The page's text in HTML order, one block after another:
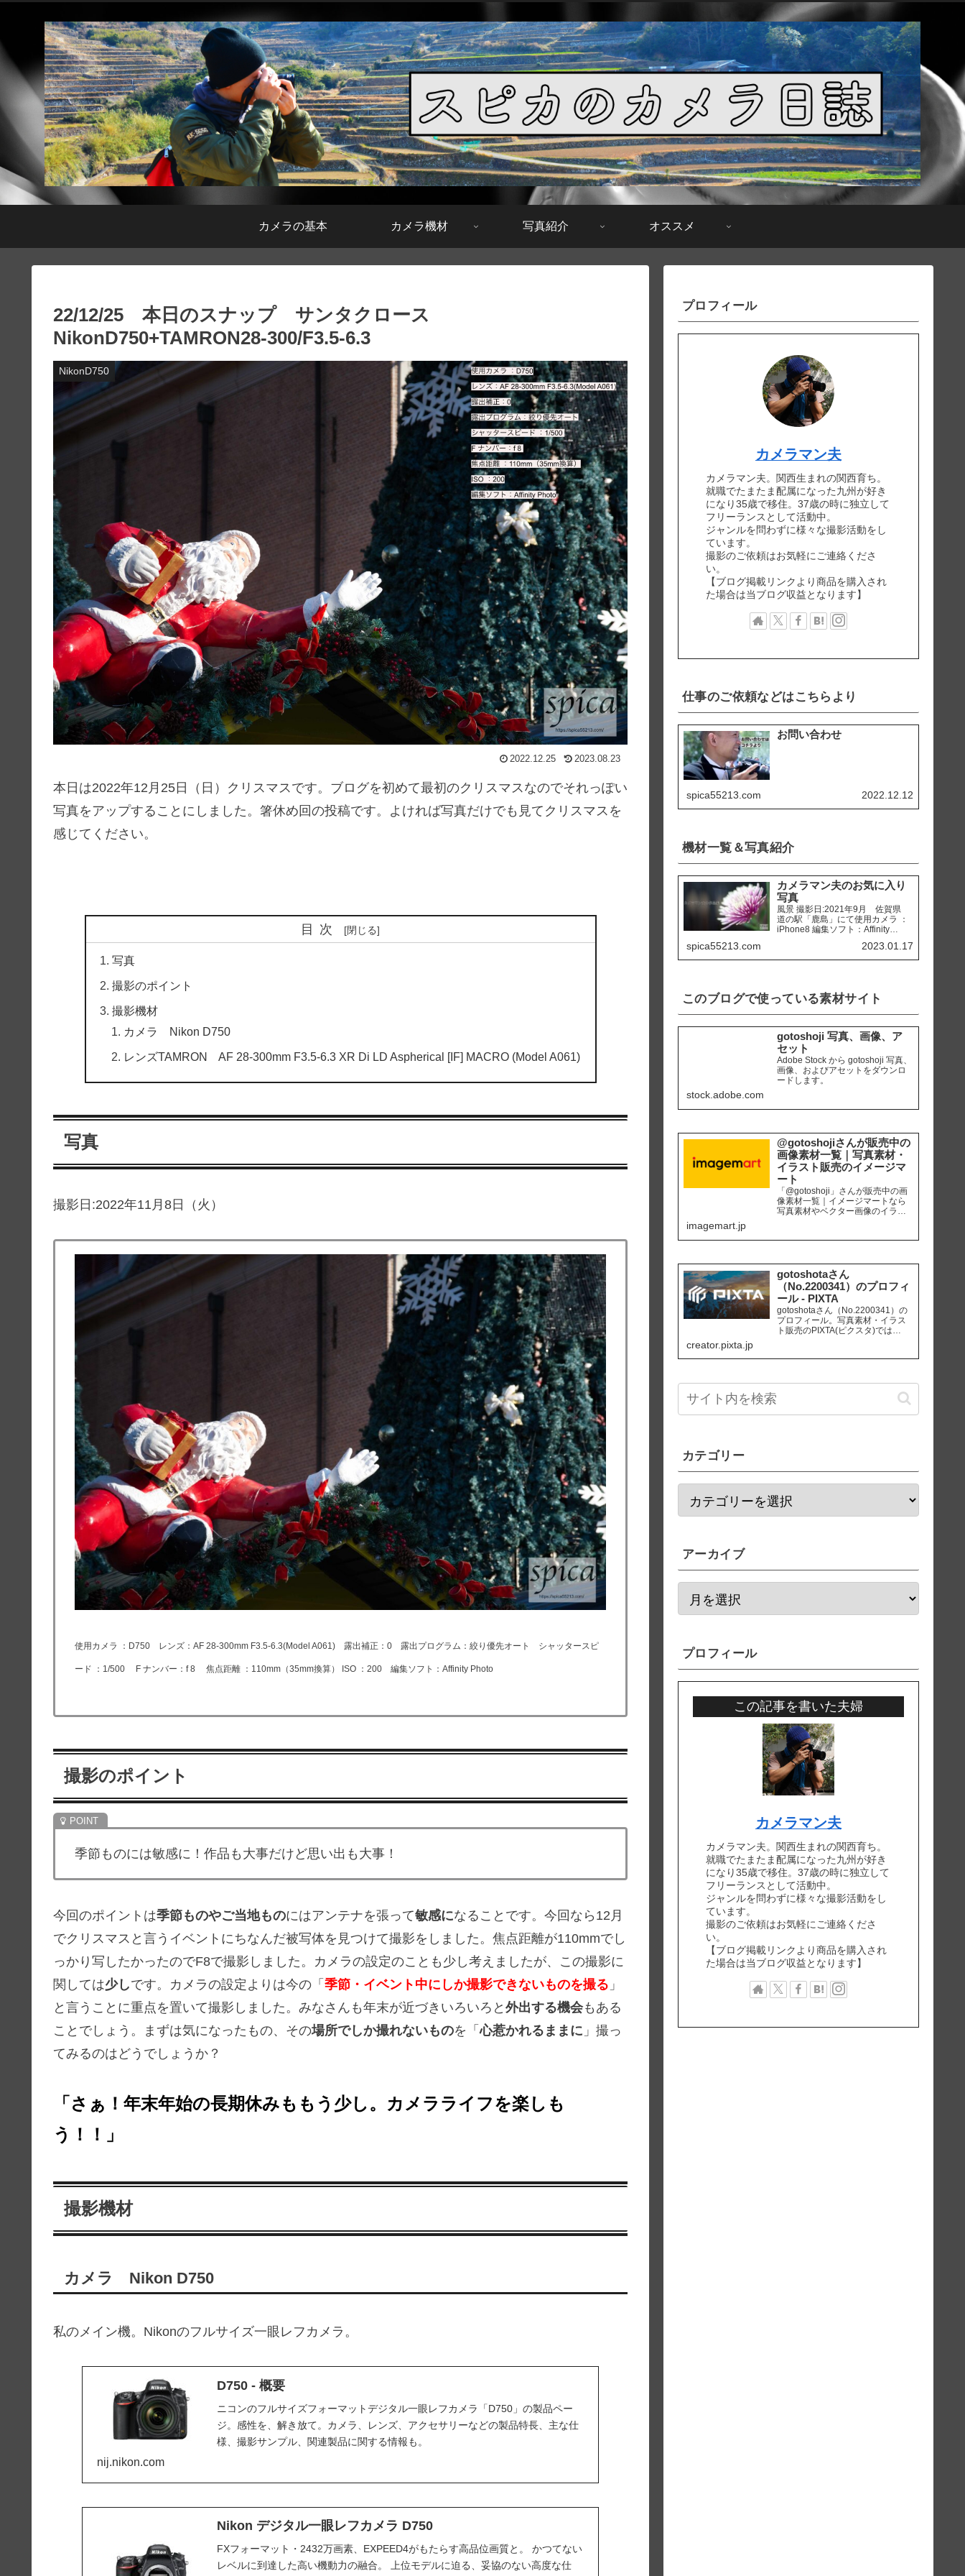
カメラの基本 カメラ機材 写真紹介 オススメ
22/12/25 本日のスナップ サンタクロース
NikonD750+TAMRON28-300/F3.5-6.3
NikonD750
2022.12.25 2023.08.23
本日は2022年12月25日（日）クリスマスです。ブログを初めて最初のクリスマスなのでそれっぽい
写真をアップすることにしました。箸休め回の投稿です。よければ写真だけでも見てクリスマスを
感じてください。
目次
写真
撮影のポイント
撮影機材
カメラ Nikon D750
レンズTAMRON AF 28-300mm F3.5-6.3 XR Di LD Aspherical [IF] MACRO (Model A061)
写真
撮影日:2022年11月8日（火）
使用カメラ ：D750 レンズ：AF 28-300mm F3.5-6.3(Model A061) 露出補正：0 露出プログラム：絞り優先オート シャッタースピ
ード ：1/500 F ナンバー：f 8 焦点距離 ：110mm（35mm換算） ISO ：200 編集ソフト：Affinity Photo
撮影のポイント
季節ものには敏感に！作品も大事だけど思い出も大事！
今回のポイントは季節ものやご当地ものにはアンテナを張って敏感になることです。今回なら12月
でクリスマスと言うイベントにちなんだ被写体を見つけて撮影をしました。焦点距離が110mmでし
っかり写したかったのでF8で撮影しました。カメラの設定のことも少し考えましたが、この撮影に
関しては少しです。カメラの設定よりは今の「 季節・イベント中にしか撮影できないものを撮る 」
と言うことに重点を置いて撮影しました。みなさんも年末が近づきいろいろと 外出する機会もある
ことでしょう。まずは気になったもの、その場所でしか撮れないものを「心惹かれるままに 」撮っ
てみるのはどうでしょうか？
「さぁ！年末年始の長期休みももう少し。カメラライフを楽しも
う！！」
撮影機材
カメラ Nikon D750
私のメイン機。Nikonのフルサイズ一眼レフカメラ。
D750 - 概要
ニコンのフルサイズフォーマットデジタル一眼レフカメラ「D750」の製品ペー
ジ。感性を、解き放て。カメラ、レンズ、アクセサリーなどの製品特長、主な仕
様、撮影サンプル、関連製品に関する情報も。
nij.nikon.com
Nikon デジタル一眼レフカメラ D750
FXフォーマット・2432万画素、EXPEED4がもたらす高品位画質と。 かつてない
レベルに到達した高い機動力の融合。 上位モデルに迫る、妥協のない高度な仕
プロフィール
カメラマン夫
カメラマン夫。関西生まれの関西育ち。
就職でたまたま配属になった九州が好き
になり35歳で移住。37歳の時に独立して
フリーランスとして活動中。
ジャンルを問わずに様々な撮影活動をし
ています。
撮影のご依頼はお気軽にご連絡くださ
い。
【ブログ掲載リンクより商品を購入され
た場合は当ブログ収益となります】
仕事のご依頼などはこちらより
お問い合わせ
spica55213.com 2022.12.12
機材一覧＆写真紹介
カメラマン夫のお気に入り
写真
風景 撮影日:2021年9月 佐賀県
道の駅「鹿島」にて使用カメラ ：
iPhone8 編集ソフト：Affinity
天草市 「ホテルアレグリアガー
デンズ天草」にて使用カメラ ：
spica55213.com 2023.01.17
このブログで使っている素材サイト
gotoshoji 写真、画像、ア
セット
Adobe Stock から gotoshoji 写真、
画像、およびアセットをダウンロ
ードします。
stock.adobe.com
@gotoshojiさんが販売中の
画像素材一覧｜写真素材・
イラスト販売のイメージマ
ート
「@gotoshoji」さんが販売中の画
像素材一覧｜イメージマートなら
写真素材やベクター画像のイラス
購入可能です。個人、商用を問わ
イヤリティフリー画像を、広報、
販促、社内資料作り、サイト運営
等にご活用ください。
imagemart.jp
gotoshotaさん
（No.2200341）のプロフィ
ール - PIXTA
gotoshotaさん（No.2200341）の
プロフィール。写真素材・イラス
ト販売のPIXTA(ピクスタ)では
550円から購入可能です。毎週更新
creator.pixta.jp
カテゴリー
アーカイブ
プロフィール
この記事を書いた夫婦
カメラマン夫
カメラマン夫。関西生まれの関西育ち。
就職でたまたま配属になった九州が好き
になり35歳で移住。37歳の時に独立して
フリーランスとして活動中。
ジャンルを問わずに様々な撮影活動をし
ています。
撮影のご依頼はお気軽にご連絡くださ
い。
【ブログ掲載リンクより商品を購入され
た場合は当ブログ収益となります】